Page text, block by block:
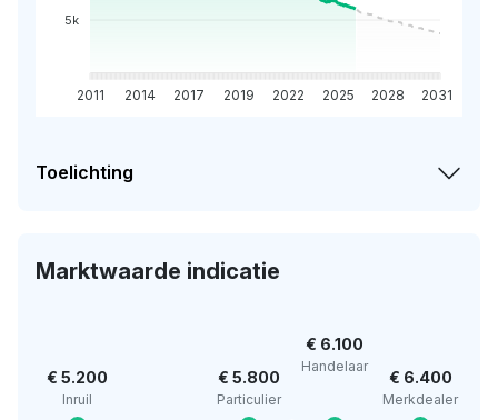
5k
2011 2014 2017 2019 2022 2025 2028 2031
Toelichting
Marktwaarde indicatie
€ 5.200
Inruil
€ 5.800
Particulier
€ 6.100
Handelaar
€ 6.400
Merkdealer